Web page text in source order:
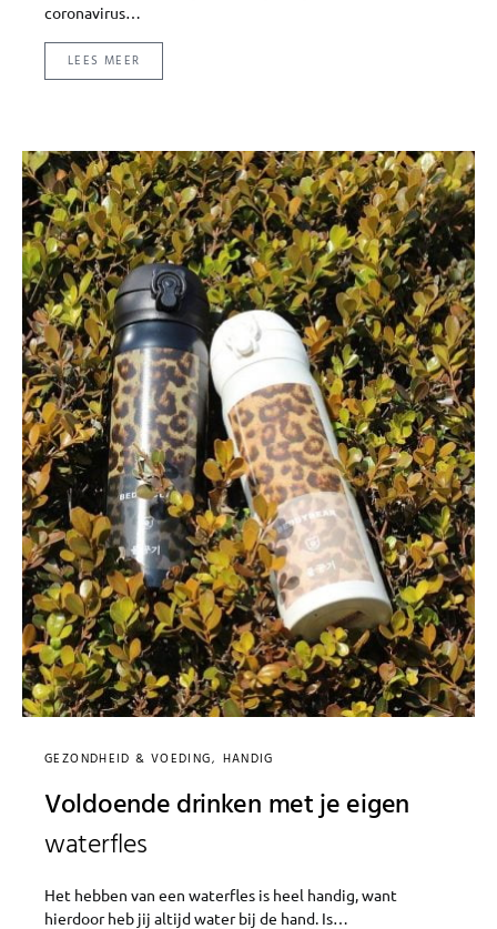
coronavirus…
LEES MEER
GEZONDHEID & VOEDING HANDIG
Voldoende drinken met je eigen
waterfles
Het hebben van een waterfles is heel handig, want
hierdoor heb jij altijd water bij de hand. Is…